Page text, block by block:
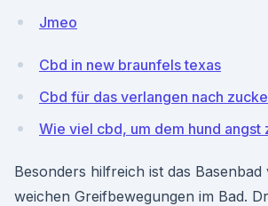
Jmeo
Cbd in new braunfels texas
Cbd für das verlangen nach
Wie viel cbd, um dem hund angst
Besonders hilfreich ist das
weichen Greifbewegungen im Bad.